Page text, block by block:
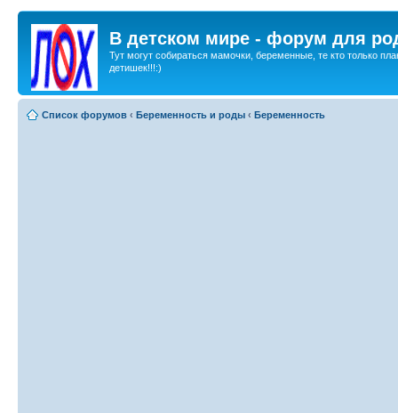
В детском мире - форум для
Тут могут собираться мамочки, беременные, те кто только
детишек!!!:)
Список форумов ‹ Беременность и роды ‹ Беременность